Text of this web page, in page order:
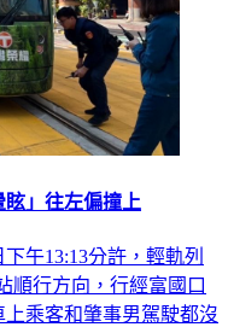
」往左偏撞上
午13:13分許，輕軌列
順行方向，行經富國口
乘客和肇事男駕駛都沒